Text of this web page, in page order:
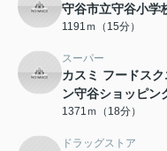
守谷市立守谷小学
1191ｍ（15分）
スーパー
カスミ フードス
ン守谷ショッピン
1371ｍ（18分）
ドラッグストア